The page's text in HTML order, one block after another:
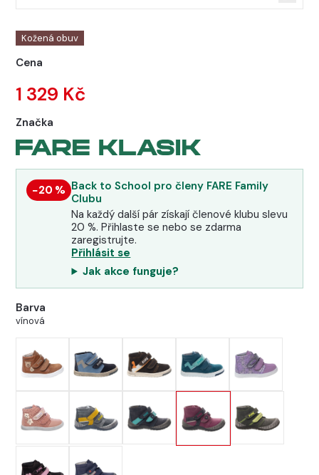
Kožená obuv
Cena
1 329 Kč
Značka
−20 % Back to School pro členy FARE Family
Clubu
Na každý další pár získají členové klubu slevu
20 %. Přihlaste se nebo se zdarma
zaregistrujte.
Přihlásit se
Jak akce funguje?
Barva
vínová